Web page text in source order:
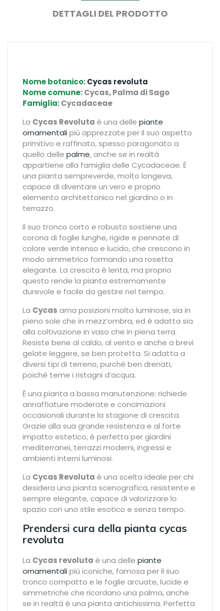
DETTAGLI DEL PRODOTTO
Nome botanico:Cycas revoluta
Nome comune:Cycas, Palma di Sago
Famiglia:Cycadaceae
La Cycas Revoluta è una delle piante
ornamentalipiù apprezzate per il suo aspetto
primitivo e raffinato, spesso paragonato a
quello delle palme, anche se in realtà
appartiene alla famiglia delle Cycadaceae. È
una pianta sempreverde, molto longeva,
capace di diventare un vero e proprio
elemento architettonico nel giardino o in
terrazzo.
Il suo tronco corto e robusto sostiene una
corona di foglie lunghe, rigide e pennate di
colore verde intenso e lucido, che crescono in
modo simmetrico formando una rosetta
elegante. La crescita è lenta, ma proprio
questo rende la pianta estremamente
durevole e facile da gestire nel tempo.
La Cycas ama posizioni molto luminose, sia in
pieno sole che in mezz’ombra, ed è adatta sia
alla coltivazione in vaso che in piena terra.
Resiste bene al caldo, al vento e anche a brevi
gelate leggere, se ben protetta. Si adatta a
diversi tipi di terreno, purché ben drenati,
poiché teme i ristagni d’acqua.
È una pianta a bassa manutenzione: richiede
annaffiature moderate e concimazioni
occasionali durante la stagione di crescita.
Grazie alla sua grande resistenza e al forte
impatto estetico, è perfetta per giardini
mediterranei, terrazzi moderni, ingressi e
ambienti interni luminosi.
La Cycas Revoluta è una scelta ideale per chi
desidera una pianta scenografica, resistente e
sempre elegante, capace di valorizzare lo
spazio con uno stile esotico e senza tempo.
Prendersi cura della pianta cycas
revoluta
La Cycas revoluta è una delle piante
ornamentalipiù iconiche, famosa per il suo
tronco compatto e le foglie arcuate, lucide e
simmetriche che ricordano una palma, anche
se in realtà è una pianta antichissima. Perfetta